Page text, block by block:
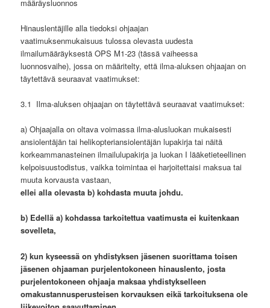
määräysluonnos
Hinauslentäjille alla tiedoksi ohjaajan
vaatimuksenmukaisuus tulossa olevasta uudesta
ilmailumääräyksestä OPS M1-23 (tässä vaiheessa
luonnosvaihe), jossa on määritelty, että ilma-aluksen ohjaajan on
täytettävä seuraavat vaatimukset:
3.1 Ilma-aluksen ohjaajan on täytettävä seuraavat vaatimukset:
a) Ohjaajalla on oltava voimassa ilma-alusluokan mukaisesti
ansiolentäjän tai helikopteriansiolentäjän lupakirja tai näitä
korkeammanasteinen ilmailulupakirja ja luokan I lääketieteellinen
kelpoisuustodistus, vaikka toimintaa ei harjoitettaisi maksua tai
muuta korvausta vastaan,
ellei alla olevasta b) kohdasta muuta johdu.
b) Edellä a) kohdassa tarkoitettua vaatimusta ei kuitenkaan
sovelleta,
2) kun kyseessä on yhdistyksen jäsenen suorittama toisen
jäsenen ohjaaman purjelentokoneen hinauslento, josta
purjelentokoneen ohjaaja maksaa yhdistykselleen
omakustannusperusteisen korvauksen eikä tarkoituksena ole